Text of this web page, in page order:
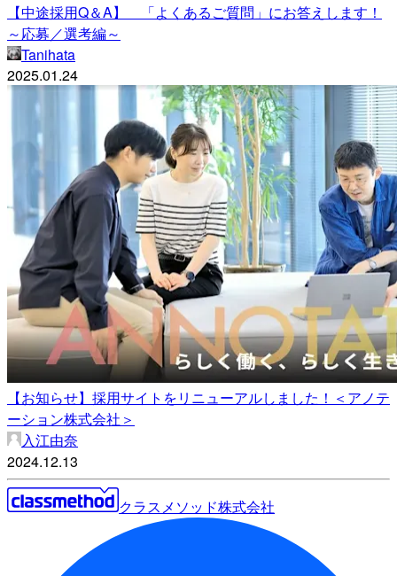
【中途採用Q＆A】 「よくあるご質問」にお答えします！
～応募／選考編～
Tanihata
2025.01.24
【お知らせ】採用サイトをリニューアルしました！＜アノテ
ーション株式会社＞
入江由奈
2024.12.13
クラスメソッド株式会社